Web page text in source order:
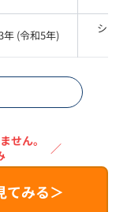
年 (令和5年)
シル
せん。
／
てみる＞